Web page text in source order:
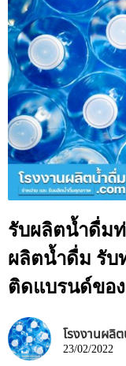
รับผลิตน้ำดื่ม
ผลิตน้ำดื่ม รับ
ติดแบรนด์ขอ
โรงงานผลิ
23/02/2022